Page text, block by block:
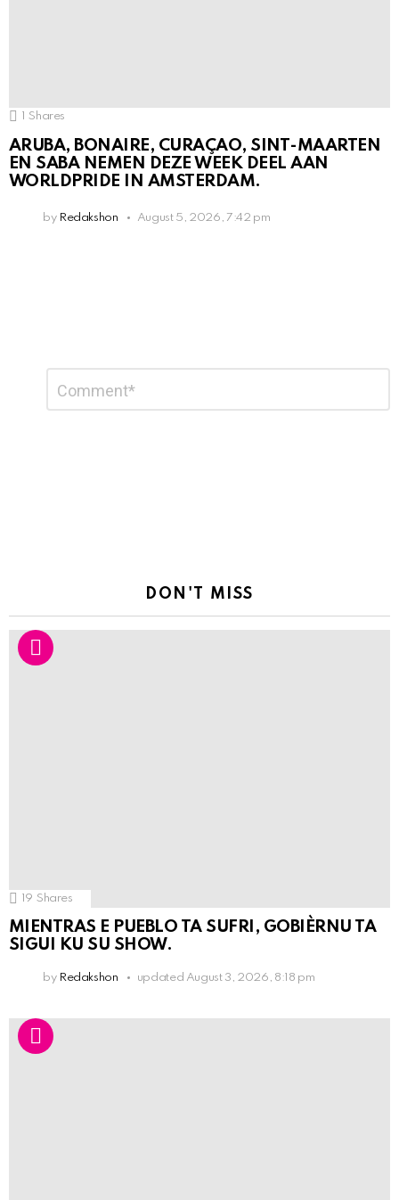
Shares
ARUBA, BONAIRE, CURAÇAO, SINT-MAARTEN
EN SABA NEMEN DEZE WEEK DEEL AAN
WORLDPRIDE IN AMSTERDAM.
by Redakshon August 5, 2026, 7:42 pm
Reply
DON'T MISS
19 Shares
MIENTRAS E PUEBLO TA SUFRI, GOBIÈRNU TA
SIGUI KU SU SHOW.
by Redakshon updated August 3, 2026, 8:18 pm